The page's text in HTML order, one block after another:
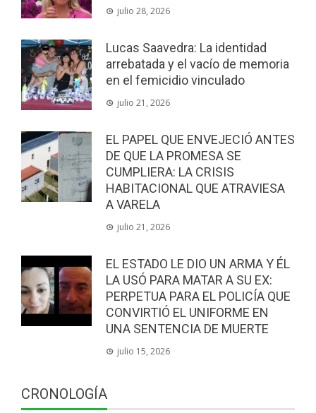
julio 28, 2026
Lucas Saavedra: La identidad
arrebatada y el vacío de memoria
en el femicidio vinculado
julio 21, 2026
EL PAPEL QUE ENVEJECIÓ ANTES
DE QUE LA PROMESA SE
CUMPLIERA: LA CRISIS
HABITACIONAL QUE ATRAVIESA
A VARELA
julio 21, 2026
EL ESTADO LE DIO UN ARMA Y ÉL
LA USÓ PARA MATAR A SU EX:
PERPETUA PARA EL POLICÍA QUE
CONVIRTIÓ EL UNIFORME EN
UNA SENTENCIA DE MUERTE
julio 15, 2026
CRONOLOGÍA